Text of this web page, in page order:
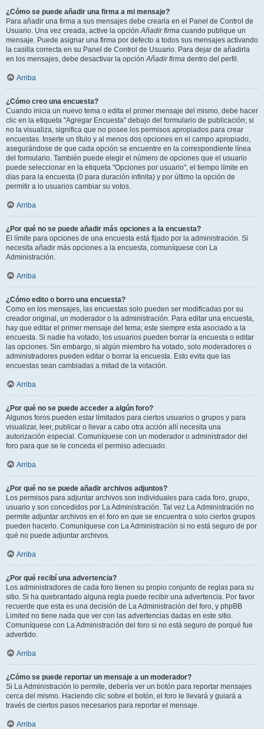
¿Cómo se puede añadir una firma a mi mensaje?
Para añadir una firma a sus mensajes debe crearla en el Panel de Control de
Usuario. Una vez creada, active la opciónAñadir firma cuando publique un
mensaje. Puede asignar una firma por defecto a todos sus mensajes activando
la casilla correcta en su Panel de Control de Usuario. Para dejar de añadirla
en los mensajes, debe desactivar la opciónAñadir firma dentro del perfil.
Arriba
¿Cómo creo una encuesta?
Cuando inicia un nuevo tema o edita el primer mensaje del mismo, debe hacer
clic en la etiqueta "Agregar Encuesta" debajo del formulario de publicación; si
no la visualiza, significa que no posee los permisos apropiados para crear
encuestas. Inserte un título y al menos dos opciones en el campo apropiado,
asegurándose de que cada opción se encuentre en la correspondiente línea
del formulario. También puede elegir el número de opciones que el usuario
puede seleccionar en la etiqueta "Opciones por usuario", el tiempo límite en
días para la encuesta (0 para duración infinita) y por último la opción de
permitir a lo usuarios cambiar su votos.
Arriba
¿Por qué no se puede añadir más opciones a la encuesta?
El límite para opciones de una encuesta está fijado por la administración. Si
necesita añadir más opciones a la encuesta, comuníquese con La
Administración.
Arriba
¿Cómo edito o borro una encuesta?
Como en los mensajes, las encuestas solo pueden ser modificadas por su
creador original, un moderador o la administración. Para editar una encuesta,
hay que editar el primer mensaje del tema; este siempre esta asociado a la
encuesta. Si nadie ha votado, los usuarios pueden borrar la encuesta o editar
las opciones. Sin embargo, si algún miembro ha votado, solo moderadores o
administradores pueden editar o borrar la encuesta. Esto evita que las
encuestas sean cambiadas a mitad de la votación.
Arriba
¿Por qué no se puede acceder a algún foro?
Algunos foros pueden estar limitados para ciertos usuarios o grupos y para
visualizar, leer, publicar o llevar a cabo otra acción allí necesita una
autorización especial. Comuníquese con un moderador o administrador del
foro para que se le conceda el permiso adecuado.
Arriba
¿Por qué no se puede añadir archivos adjuntos?
Los permisos para adjuntar archivos son individuales para cada foro, grupo,
usuario y son concedidos por La Administración. Tal vez La Administración no
permite adjuntar archivos en el foro en que se encuentra o solo ciertos grupos
pueden hacerlo. Comuníquese con La Administración si no está seguro de por
qué no puede adjuntar archivos.
Arriba
¿Por qué recibí una advertencia?
Los administradores de cada foro tienen su propio conjunto de reglas para su
sitio. Si ha quebrantado alguna regla puede recibir una advertencia. Por favor
recuerde que esta es una decisión de La Administración del foro, y phpBB
Limited no tiene nada que ver con las advertencias dadas en este sitio.
Comuníquese con La Administración del foro si no está seguro de porqué fue
advertido.
Arriba
¿Cómo se puede reportar un mensaje a un moderador?
Si La Administración lo permite, debería ver un botón para reportar mensajes
cerca del mismo. Haciendo clic sobre el botón, el foro le llevará y guiará a
través de ciertos pasos necesarios para reportar el mensaje.
Arriba